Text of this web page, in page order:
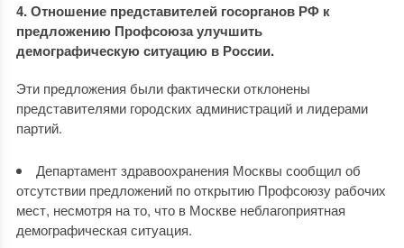
4. Отношение представителей госорганов РФ к
предложению Профсоюза улучшить
демографическую ситуацию в России.
Эти предложения были фактически отклонены
представителями городских администраций и лидерами
партий.
Департамент здравоохранения Москвы сообщил об
отсутствии предложений по открытию Профсоюзу рабочих
мест, несмотря на то, что в Москве неблагоприятная
демографическая ситуация.